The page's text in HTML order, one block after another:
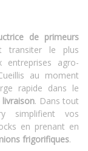
de primeurs
transiter le plus
entreprises agro-
au moment
rapide dans le
. Dans tout
simplifient vos
en prenant en
frigorifiques.